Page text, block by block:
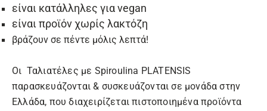
είναι κατάλληλες για vegan
είναι προϊόν χωρίς λακτόζη
βράζουν σε πέντε μόλις λεπτά!
Οι Ταλιατέλες με Spiroulina PLATENSIS
παρασκευάζονται & συσκευάζονται σε μονάδα στην
Ελλάδα, που διαχειρίζεται πιστοποιημένα προϊόντα